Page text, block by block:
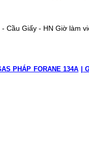
Cầu Giấy - HN Giờ làm
PHÁP FORANE 134A |